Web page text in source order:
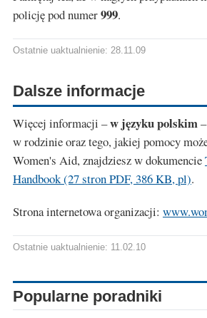
policję pod numer999.
Ostatnie uaktualnienie: 28.11.09
Dalsze informacje
Więcej informacji –w języku polskim
w rodzinie oraz tego, jakiej pomocy
Women's Aid, znajdziesz w dokumencie
Handbook (27 stron PDF, 386 KB, pl).
Strona internetowa organizacji:
Ostatnie uaktualnienie: 11.02.10
Popularne poradniki